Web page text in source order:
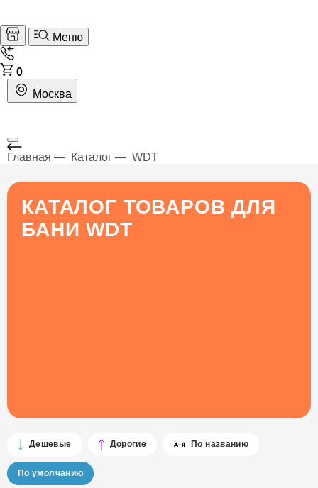
Меню
0
Москва
Главная Каталог WDT
КАТАЛОГ ТОВАРОВ ДЛЯ
БАНИ WDT
Дешевые Дорогие По названию
По умолчанию